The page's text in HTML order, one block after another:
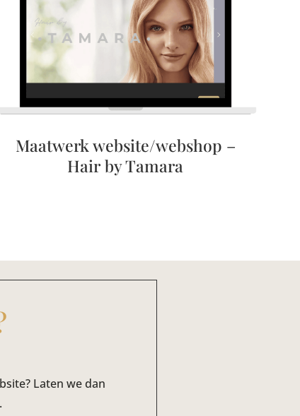
Maatwerk website/webshop –
Hair by Tamara
Laten we dan